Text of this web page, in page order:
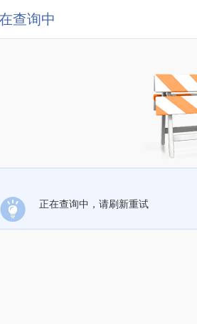
查询中
正在查询中，请刷新重试